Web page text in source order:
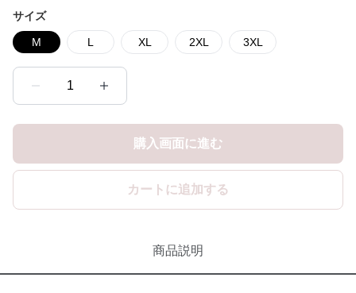
サイズ
M L XL 2XL 3XL
1
購入画面に進む
カートに追加する
商品説明